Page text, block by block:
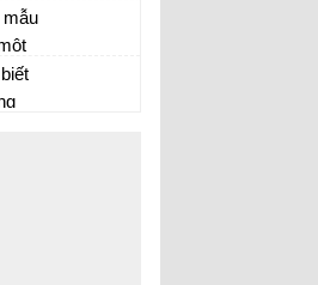
mẫu